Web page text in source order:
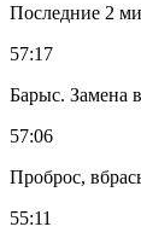
Последние 2
57:17
Барыс. Замена
57:06
Проброс,
55:11